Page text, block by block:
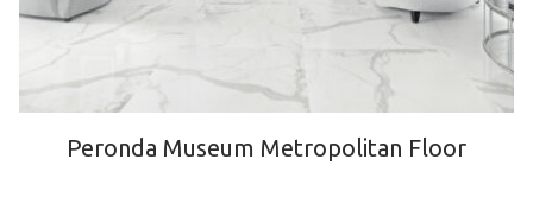
Peronda Museum Metropolitan Floor